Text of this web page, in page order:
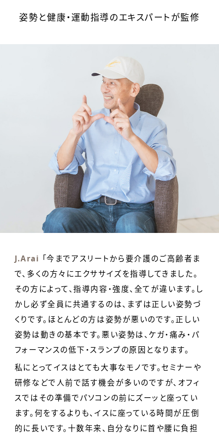
姿勢と健康・運動指導のエキスパートが監修
J.Arai 「今までアスリートから要介護のご高齢者ま
で、多くの方々にエクササイズを指導してきました。
その方によって、指導内容・強度、全てが違います。し
かし必ず全員に共通するのは、まずは正しい姿勢づ
くりです。ほとんどの方は姿勢が悪いのです。正しい
姿勢は動きの基本です。悪い姿勢は、ケガ・痛み・パ
フォーマンスの低下・スランプの原因となります。
私にとってイスはとても大事なモノです。セミナーや
研修などで人前で話す機会が多いのですが、オフィ
スではその準備でパソコンの前にズーッと座ってい
ます。何をするよりも、イスに座っている時間が圧倒
的に長いです。十数年来、自分なりに首や腰に負担